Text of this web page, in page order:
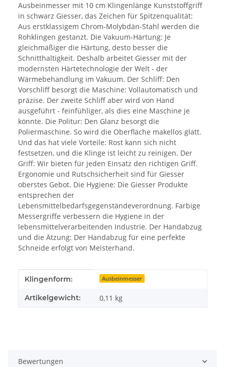
Ausbeinmesser mit 10 cm Klingenlänge Kunststoffgriff
in schwarz Giesser, das Zeichen für Spitzenqualität:
Aus erstklassigem Chrom-Molybdän-Stahl werden die
Rohklingen gestanzt. Die Vakuum-Härtung: Je
gleichmäßiger die Härtung, desto besser die
Schnitthaltigkeit. Deshalb arbeitet Giesser mit der
modernsten Härtetechnologie der Welt - der
Wärmebehandlung im Vakuum. Der Schliff: Den
Vorschliff besorgt die Maschine: Vollautomatisch und
präzise. Der zweite Schliff aber wird von Hand
ausgeführt - feinfühliger, als dies eine Maschine je
könnte. Die Politur: Den Glanz besorgt die
Poliermaschine. So wird die Oberfläche makellos glatt.
Und das hat viele Vorteile: Rost kann sich nicht
festsetzen, und die Klinge ist leicht zu reinigen. Der
Griff: Wir bieten für jeden Einsatz den richtigen Griff.
Ergonomie und Rutschsicherheit sind für Giesser
oberstes Gebot. Die Hygiene: Die Giesser Produkte
entsprechen der
Lebensmittelbedarfsgegenständeverordnung. Farbige
Messergriffe verbessern die Hygiene in der
lebensmittelverarbeitenden Industrie. Der Handabzug
und die Ätzung: Der Handabzug für eine perfekte
Schneide erfolgt von Meisterhand.
Produkteigenschaft
Wert
Klingenform: Ausbeinmesser
Artikelgewicht: 0,11 kg
Bewertungen